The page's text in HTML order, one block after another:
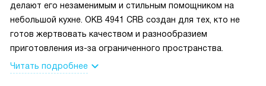
на слишком высокий режим и вовремя заметила звук
таймера, успев спасти блюдо. Теперь стала внимательнее,
делают его незаменимым и стильным помощником на
небольшой кухне. OKB 4941 CRB создан для тех, кто не
готов жертвовать качеством и разнообразием
приготовления из-за ограниченного пространства.
Читать подробнее